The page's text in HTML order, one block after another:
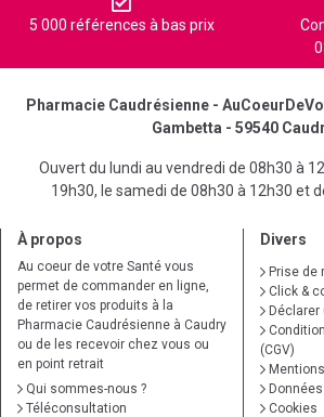
5 000 références à bas prix
Pharmacie Caudrésienne -
Gambetta - 59540
Ouvert du lundi au vendredi de 08h30 à
19h30, le samedi de 08h30 à 12h30 et
À propos
Au coeur de votre Santé vous
permet de commander en ligne,
de retirer vos produits à la
Pharmacie Caudrésienne à Caudry
ou de les recevoir chez vous ou
en point retrait
Qui sommes-nous ?
Téléconsultation
Divers
Prise de
Click &
(CGV)
Cookies